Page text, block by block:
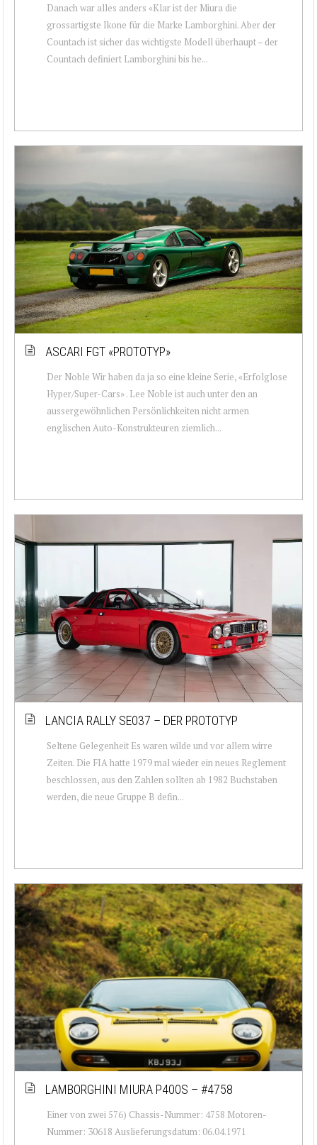
Danach war alles anders «Klar ist der Miura die
grossartigste Ikone für die Marke Lamborghini. Aber der
Countach ist sicher das wichtigste Modell überhaupt – der
Countach definiert Lamborghini bis he...
ASCARI FGT «PROTOTYP»
Der Noble Wir haben da ja so eine kleine Serie, «Erfolglose
Hyper/Super-Cars» . Lee Noble ist auch unter den an
aussergewöhnlichen Persönlichkeiten nicht armen
englischen Auto-Konstrukteuren ziemlich...
LANCIA RALLY SE037 – DER PROTOTYP
Seltene Gelegenheit Es waren wilde und vor allem wirre
Zeiten. Die FIA hatte 1979 mal wieder ein neues Reglement
beschlossen, aus den Zahlen sollten ab 1982 Buchstaben
werden, die neue Gruppe B defin...
LAMBORGHINI MIURA P400S – #4758
Einer von zwei 576) Chassis-Nummer: 4758 Motoren-
Nummer: 30618 Auslieferungsdatum: 06.04.1971